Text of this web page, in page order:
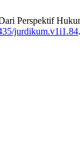
Perspektif
jurdikum.v1i1.84.